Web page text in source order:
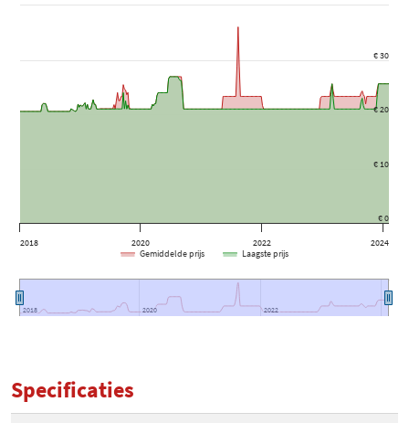
2018 2020 2022 2024
2018
2018 2020
2020 2022
2022
€ 0
€ 10
€ 20
€ 30
Gemiddelde prijs Laagste prijs
Specificaties